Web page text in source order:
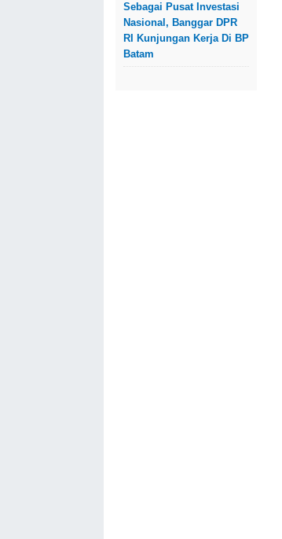
Sebagai Pusat Investasi
Nasional, Banggar DPR
RI Kunjungan Kerja Di BP
Batam